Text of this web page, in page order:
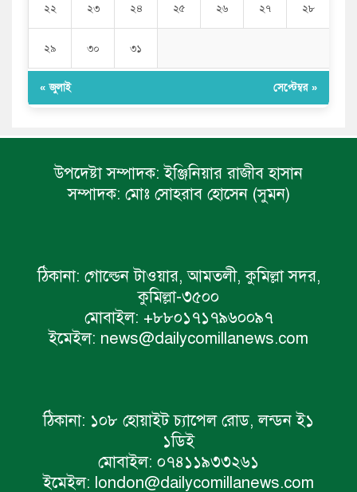
২২ ২৩ ২৪ ২৫ ২৬ ২৭ ২৮
২৯ ৩০ ৩১
« জুলাই সেপ্টেম্বর »
উপদেষ্টা সম্পাদক: ইঞ্জিনিয়ার রাজীব হাসান
সম্পাদক: মোঃ সোহরাব হোসেন (সুমন)
ঠিকানা: গোল্ডেন টাওয়ার, আমতলী, কুমিল্লা সদর,
কুমিল্লা-৩৫০০
মোবাইল: +৮৮০১৭১৭৯৬০০৯৭
ইমেইল: news@dailycomillanews.com
ঠিকানা: ১০৮ হোয়াইট চ্যাপেল রোড, লন্ডন ই১
১ডিই
মোবাইল: ০৭৪১১৯৩৩২৬১
ইমেইল: london@dailycomillanews.com